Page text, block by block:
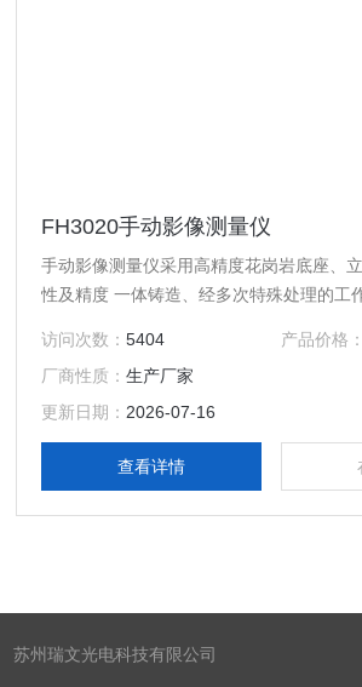
FH3020手动影像测量仪
手动影像测量仪采用高精度花岗岩底座、
性及精度 一体铸造、经多次特殊处理的工
杆，精度高，定位准 三轴伺服马达驱动 高
工业彩色CCD，确保拥有高质量的测量画
率连续变倍镜头，可随时变换工作倍率 高
访问次数：5404 产品价格：
厂商性质：生产厂家
更新日期： 2026-07-16
查看详情
苏州瑞文光电科技有限公司